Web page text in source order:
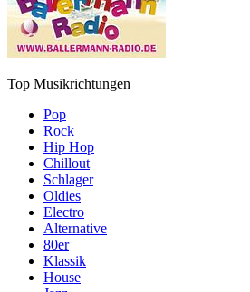
Top Musikrichtungen
Pop
Rock
Hip Hop
Chillout
Schlager
Oldies
Electro
Alternative
80er
Klassik
House